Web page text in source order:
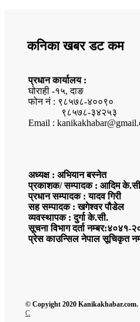
कनिका खबर डट कम
प्रधान कार्यालय :
घोराही -१५, दाङ
फोन नं : ९८५७८-४००९०
९८५७८-३४२५३
Email :
अध्यक्ष : अभियान बस्नेत
प्रकाशक/ सम्पादक : आदिम
प्रधान सम्पादक : यादव गिरी
सह सम्पादक : खगेश्वर पौडेल
व्यवस्थापक : दुर्गा के.सी.
सूचना विभाग दर्ता नम्बर:४०४१-
प्रेस काउन्सिल नेपाल सूचिकृत
© Copyight 2020 Kanikakhabar.com.
C